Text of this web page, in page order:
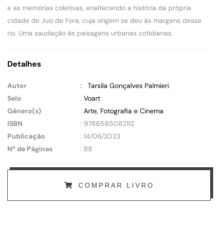
e as memórias coletivas, enaltecendo a história da própria
cidade de Juiz de Fora, cuja origem se deu às margens desse
rio. Uma saudação às paisagens urbanas cotidianas.
Detalhes
Autor
: Tarsila Gonçalves Palmieri
Selo
: Voart
Gênero(s)
: Arte, Fotografia e Cinema
ISBN
: 9786585082112
Publicação
: 14/06/2023
Nº de Páginas
: 88
COMPRAR LIVRO